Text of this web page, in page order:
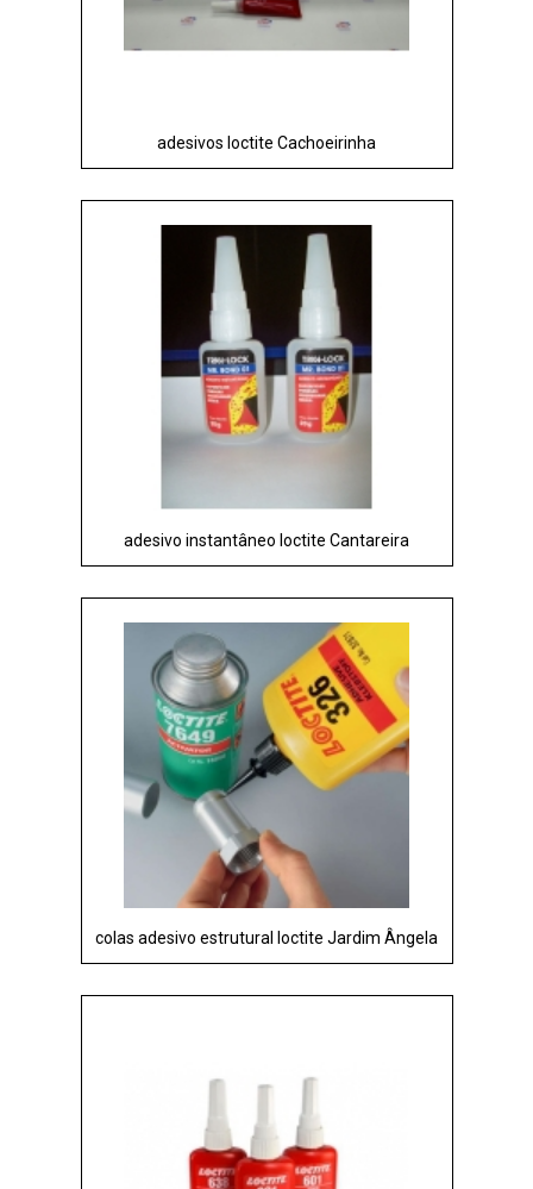
adesivos loctite Cachoeirinha
adesivo instantâneo loctite Cantareira
colas adesivo estrutural loctite Jardim Ângela